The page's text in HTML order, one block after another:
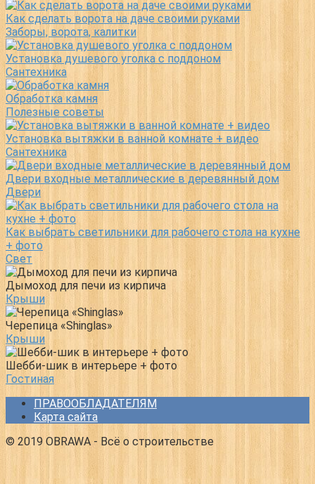
Как сделать ворота на даче своими руками
Заборы, ворота, калитки
Установка душевого уголка с поддоном
Сантехника
Обработка камня
Полезные советы
Установка вытяжки в ванной комнате + видео
Сантехника
Двери входные металлические в деревянный дом
Двери
Как выбрать светильники для рабочего стола на кухне
+ фото
Свет
Дымоход для печи из кирпича
Крыши
Черепица «Shinglas»
Крыши
Шебби-шик в интерьере + фото
Гостиная
ПРАВООБЛАДАТЕЛЯМ
Карта сайта
© 2019 OBRAWA - Всё о строительстве